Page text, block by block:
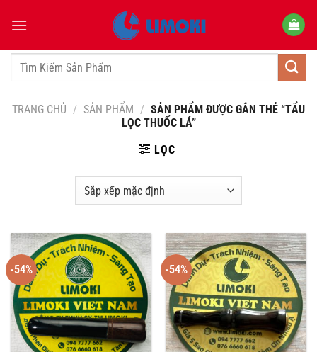
qua
dungTìm
TRANG CHỦ / SẢN PHẨM / SẢN PHẨM ĐƯỢC GẮN THẺ “TẨU
LỌC THUỐC LÁ”
LỌC
-54% -54%